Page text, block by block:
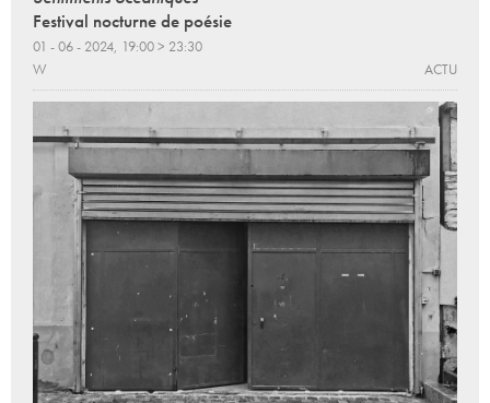
Festival nocturne de poésie
01 - 06 - 2024, 19:00 > 23:30
W
ACTU